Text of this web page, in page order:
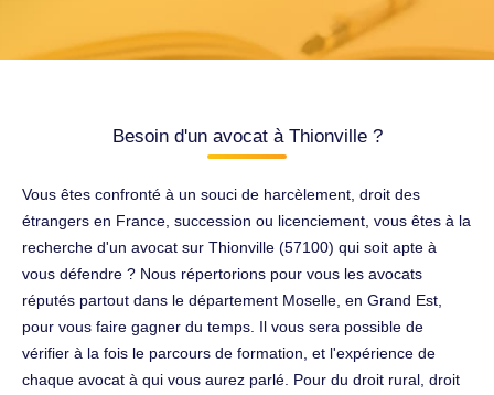
Besoin d'un avocat à Thionville ?
Vous êtes confronté à un souci de harcèlement, droit des
étrangers en France, succession ou licenciement, vous êtes à la
recherche d'un avocat sur Thionville (57100) qui soit apte à
vous défendre ? Nous répertorions pour vous les avocats
réputés partout dans le département Moselle, en Grand Est,
pour vous faire gagner du temps. Il vous sera possible de
vérifier à la fois le parcours de formation, et l'expérience de
chaque avocat à qui vous aurez parlé. Pour du droit rural, droit